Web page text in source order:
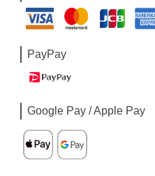
PayPay
Google Pay / Apple Pay